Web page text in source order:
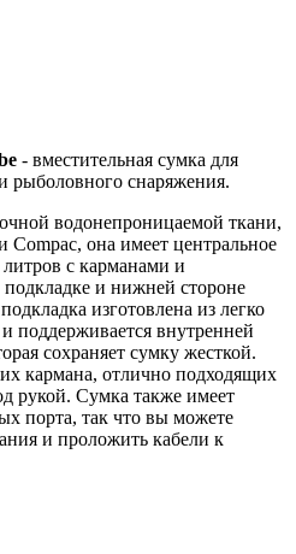
- вместительная сумка для
рыболовного снаряжения.
водонепроницаемой ткани,
Compac, она имеет центральное
с карманами и
и нижней стороне
изготовлена из легко
внутренней
сохраняет сумку жесткой.
кармана, отлично подходящих
рукой. Сумка также имеет
порта, так что вы можете
и проложить кабели к